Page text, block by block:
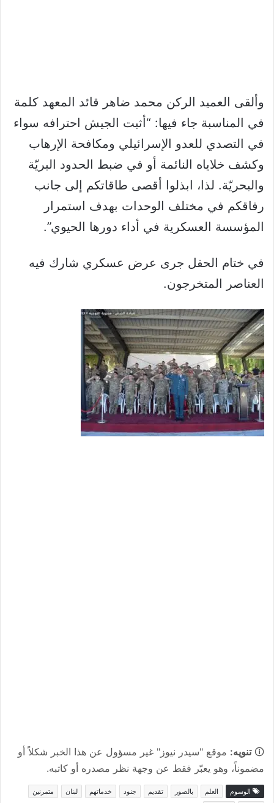
وألقى العميد الركن محمد ضاهر قائد المعهد كلمة
في المناسبة جاء فيها: “أثبت الجيش احترافه سواء
في التصدي للعدو الإسرائيلي ومكافحة الإرهاب
وكشف خلاياه النائمة أو في ضبط الحدود البريّة
والبحريّة. لذا، ابذلوا أقصى طاقاتكم إلى جانب
رفاقكم في مختلف الوحدات بهدف استمرار
المؤسسة العسكرية في أداء دورها الحيوي”.
في ختام الحفل جرى عرض عسكري شارك فيه
العناصر المتخرجون.
🛈تنويه: موقع "سيدر نيوز" غير مسؤول عن هذا الخبر شكلاً أو
مضموناً، وهو يعبّر فقط عن وجهة نظر مصدره أو كاتبه.
الوسوم العلم بالصور تقديم جنود خدماتهم لبنان
متمرنين